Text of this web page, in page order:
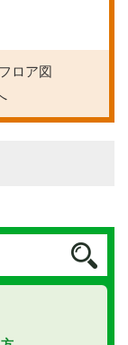
ロア図